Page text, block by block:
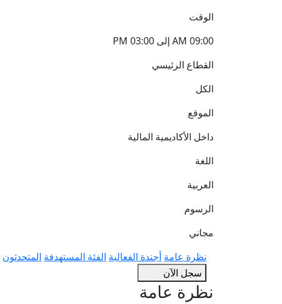
الوقت
09:00 AM إلى 03:00 PM
القطاع الرئيسي
الكل
الموقع
داخل الأكاديمية المالية
اللغة
العربية
الرسوم
مجاني
نظرة عامة أجندة الفعالية الفئة المستهدفة المتحدثون
سجل الآن
نظرة عامة